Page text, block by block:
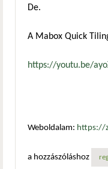
De.
A Mabox Quick
https://youtu.be/
Weboldalam: https://
a hozzászóláshoz